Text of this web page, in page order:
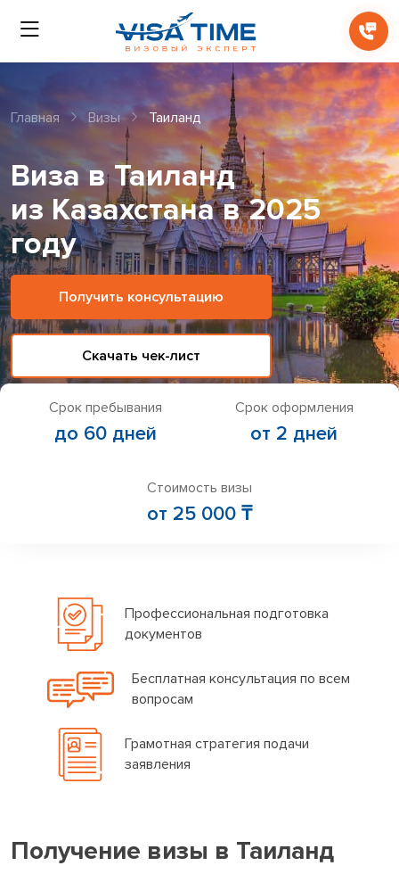
Главная Визы Таиланд
Виза в Таиланд
из Казахстана в 2025
году
Получить консультацию
Скачать чек-лист
Срок пребывания
до 60 дней
Срок оформления
от 2 дней
Стоимость визы
от 25 000 ₸
Профессиональная подготовка
документов
Бесплатная консультация по всем
вопросам
Грамотная стратегия подачи
заявления
Получение визы в Таиланд